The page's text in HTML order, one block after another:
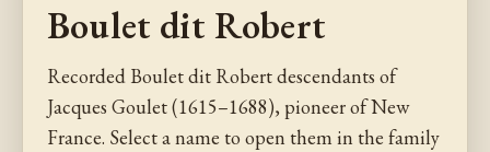
Boulet dit Robert
Recorded Boulet dit Robert descendants of
Jacques Goulet (1615–1688), pioneer of New
France. Select a name to open them in the family